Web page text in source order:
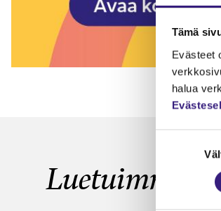
Tämä
Evästeet
halua
Luetuimmat